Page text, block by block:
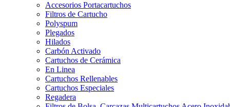
Accesorios Portacartuchos
Filtros de Cartucho
Polyspum
Plegados
Hilados
Carbón Activado
Cartuchos de Cerámica
En Linea
Cartuchos Rellenables
Cartuchos Especiales
Regadera